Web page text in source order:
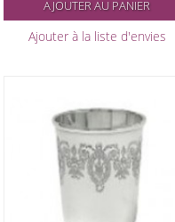
AJOUTER AU PANIER
Ajouter à la liste d'envies